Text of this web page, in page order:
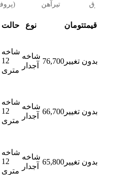
پروفیل(قوطی) تیرآهن ورق
حالت نوع قیمتتومان
شاخه
12
متری
شاخه
آجدار
بدون تغییر76,700
شاخه
12
متری
شاخه
آجدار
بدون تغییر66,700
شاخه
12
متری
شاخه
آجدار
بدون تغییر65,800